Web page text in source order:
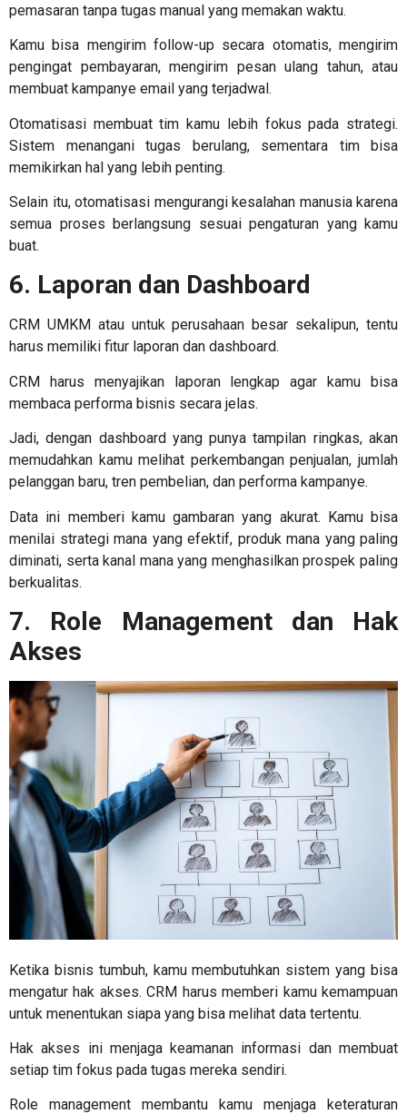
pemasaran tanpa tugas manual yang memakan waktu.
Kamu bisa mengirim follow-up secara otomatis, mengirim
pengingat pembayaran, mengirim pesan ulang tahun, atau
membuat kampanye email yang terjadwal.
Otomatisasi membuat tim kamu lebih fokus pada strategi.
Sistem menangani tugas berulang, sementara tim bisa
memikirkan hal yang lebih penting.
Selain itu, otomatisasi mengurangi kesalahan manusia karena
semua proses berlangsung sesuai pengaturan yang kamu
buat.
6. Laporan dan Dashboard
CRM UMKM atau untuk perusahaan besar sekalipun, tentu
harus memiliki fitur laporan dan dashboard.
CRM harus menyajikan laporan lengkap agar kamu bisa
membaca performa bisnis secara jelas.
Jadi, dengan dashboard yang punya tampilan ringkas, akan
memudahkan kamu melihat perkembangan penjualan, jumlah
pelanggan baru, tren pembelian, dan performa kampanye.
Data ini memberi kamu gambaran yang akurat. Kamu bisa
menilai strategi mana yang efektif, produk mana yang paling
diminati, serta kanal mana yang menghasilkan prospek paling
berkualitas.
7. Role Management dan Hak
Akses
Ketika bisnis tumbuh, kamu membutuhkan sistem yang bisa
mengatur hak akses. CRM harus memberi kamu kemampuan
untuk menentukan siapa yang bisa melihat data tertentu.
Hak akses ini menjaga keamanan informasi dan membuat
setiap tim fokus pada tugas mereka sendiri.
Role management membantu kamu menjaga keteraturan